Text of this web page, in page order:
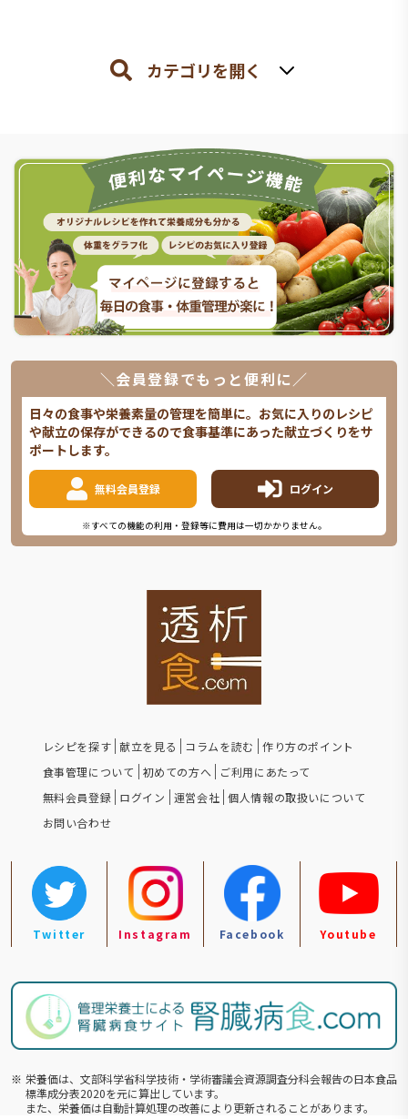
カテゴリを開く
＼会員登録でもっと便利に／
日々の食事や栄養素量の管理を簡単に。お気に入りのレシピ
や献立の保存ができるので食事基準にあった献立づくりをサ
ポートします。
無料会員登録 ログイン
※すべての機能の利用・登録等に費用は一切かかりません。
レシピを探す 献立を見る コラムを読む
作り方のポイント
食事管理について
初めての方へ
ご利用にあたって
無料会員登録 ログイン 運営会社 個人情報の取扱いについて
お問い合わせ
Twitter Instagram Facebook Youtube
※ 栄養価は、文部科学省科学技術・学術審議会資源調査分科会報告の⽇本食品
標準成分表2020を元に算出しています。
また、栄養価は自動計算処理の改善により更新されることがあります。